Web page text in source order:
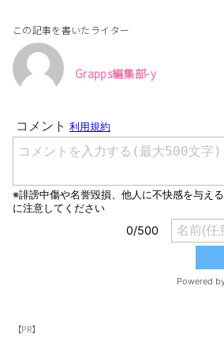
この記事を書いたライター
Grapps編集部-y
【PR】